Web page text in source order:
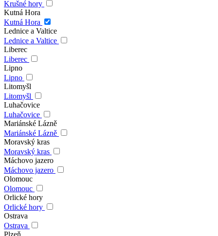
Krušné hory
Kutná Hora
Kutná Hora
Lednice a Valtice
Lednice a Valtice
Liberec
Liberec
Lipno
Lipno
Litomyšl
Litomyšl
Luhačovice
Luhačovice
Mariánské Lázně
Mariánské Lázně
Moravský kras
Moravský kras
Máchovo jazero
Máchovo jazero
Olomouc
Olomouc
Orlické hory
Orlické hory
Ostrava
Ostrava